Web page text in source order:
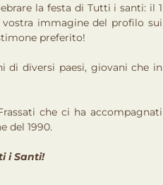
la festa di Tutti i santi: il 1
immagine del profilo sui
preferito!
di diversi paesi, giovani che in
che ci ha accompagnati
del 1990.
i Santi!